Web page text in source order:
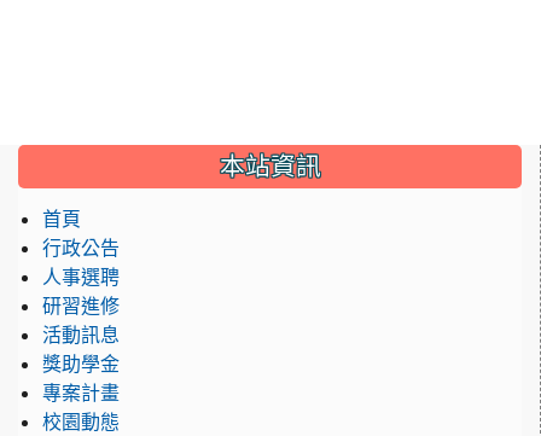
::: 本站資訊
首頁
行政公告
人事選聘
研習進修
活動訊息
獎助學金
專案計畫
校園動態